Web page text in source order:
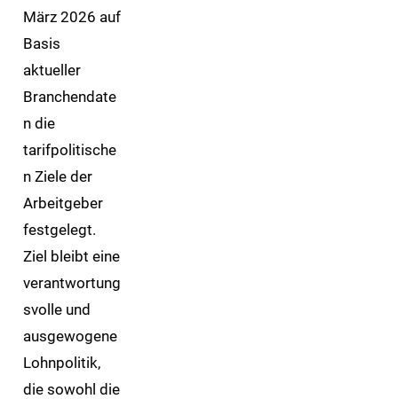
März 2026 auf
Basis
aktueller
Branchendate
n die
tarifpolitische
n Ziele der
Arbeitgeber
festgelegt.
Ziel bleibt eine
verantwortung
svolle und
ausgewogene
Lohnpolitik,
die sowohl die